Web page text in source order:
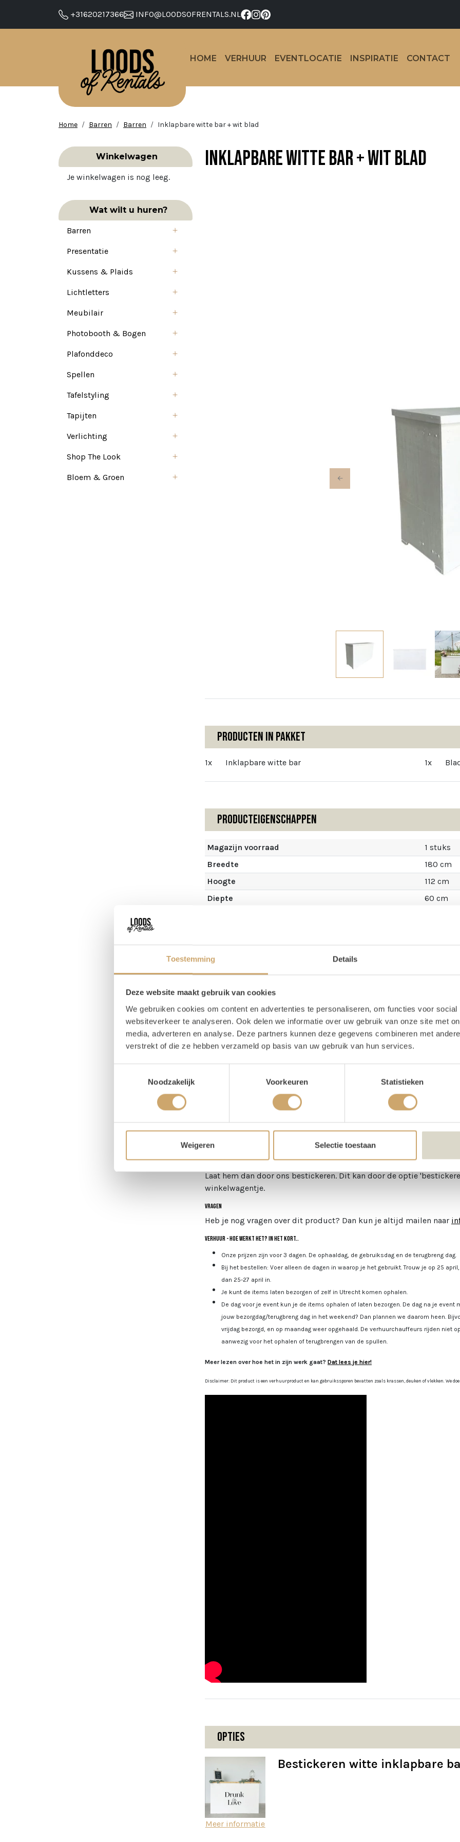
Toestemming Details
Deze website maakt gebruik van cookies
We gebruiken cookies om content en advertenties te personaliseren, om functies voor
websiteverkeer te analyseren. Ook delen we informatie over uw gebruik van onze site met
media, adverteren en analyse. Deze partners kunnen deze gegevens combineren met
verstrekt of die ze hebben verzameld op basis van uw gebruik van hun services.
Noodzakelijk
Voorkeuren Statistieken
Weigeren Selectie toestaan
+31620217366 INFO@LOODSOFRENTALS.NL
HOME VERHUUR EVENTLOCATIE INSPIRATIE CONTACT
Home Barren Barren Inklapbare witte bar + wit blad
Winkelwagen
Je winkelwagen is nog leeg.
Wat wilt u huren?
Barren
Presentatie
Kussens & Plaids
Lichtletters
Meubilair
Photobooth & Bogen
Plafonddeco
Spellen
Tafelstyling
Tapijten
Verlichting
Shop The Look
Bloem & Groen
Inklapbare witte bar + wit blad
Previous
Producten in pakket
1x Inklapbare witte bar 1x
Producteigenschappen
Magazijn voorraad
1 stuks
Breedte
180 cm
Hoogte
112 cm
Diepte
60 cm
Inklapbare witte bar huren
Deze witte bar heeft een moderne touch door zijn strakke look. Het
te maken! Door de handige plank in de bar, is er genoeg
Wat ook leuk is aan deze bar: je kunt zelf kiezen welk bovenblad je
is wit het mooist. Wil je toch liever iets rustiekers? Ga dan voor een
verschillende manieren inzetten. Zo kun je hem gebruiken als
bijvoorbeeld uitserveerbar voor een BBQ-buffet. Let op: de flesjes
standaard meegeleverd bij de bar. Deze kun je uiteraard wel erbij
De witte inklapbare bar is 180 cm x 112 cm x 60 cm
Tips
Style de bar metzinken teilen,kratjesof zet watsapkannen
Laat hem dan door ons bestickeren. Dit kan door de optie
winkelwagentje.
Vragen
Heb je nog vragen over dit product? Dan kun je altijd mailen naar
Verhuur - Hoe werkt het? In het kort..
Onze prijzen zijn voor 3 dagen. De ophaaldag, de gebruiksdag en de terugbreng dag.
Bij het bestellen: Voer alleen de dagen in waarop je het gebruikt. Trouw je op 25
dan 25-27 april in.
Je kunt de items laten bezorgen of zelf in Utrecht komen ophalen.
De dag voor je event kun je de items ophalen of laten bezorgen. De dag na je
jouw bezorgdag/terugbreng dag in het weekend? Dan plannen we daarom heen.
vrijdag bezorgd, en op maandag weer opgehaald. De verhuurchauffeurs rijden niet
aanwezig voor het ophalen of terugbrengen van de spullen.
Meer lezen over hoe het in zijn werk gaat? Dat lees je hier!
Disclaimer: Dit product is een verhuurproduct en kan gebruikssporen bevatten zoals krassen, deuken of vlekken. We
Opties
Meer informatie
Bestickeren witte inklapbare